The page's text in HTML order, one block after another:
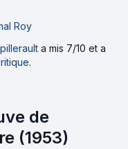
Roy
a mis 7/10 et a
.
de
(1953)